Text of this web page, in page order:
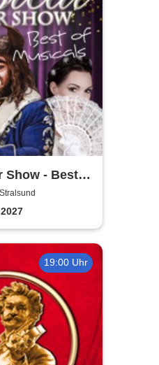
Show - Best
19:00 Uhr